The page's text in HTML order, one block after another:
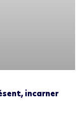
incarner